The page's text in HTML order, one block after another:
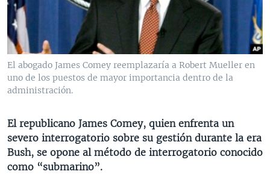
VENEZUELA
BRASIL
NICARAGUA
ECONOMÍA
ENTRETENIMIENTO Y CULTURA
TECNOLOGÍA
DEPORTES
MULTIMEDIA
VIDEOS
FOTOGRAFÍA
AUDIOS
PROGRAMAS TV
EL MUNDO AL DÍA
FORO INTERAMERICANO
LAS CLAVES
PANORAMA
RADIO
AVANCE INFORMATIVO
BUENOS DÍAS AMÉRICA
ESTADOS UNIDOS AL DÍA
EL MUNDO AL DÍA [RADIO]
DIRECT
Learning English
SÍGANOS
El abogado James Comey reemplazaría a Robert Mueller en
uno de los puestos de mayor importancia dentro de la
administración.
El republicano James Comey, quien enfrenta un
severo interrogatorio sobre su gestión durante la era
Bush, se opone al método de interrogatorio conocido
como “submarino”.